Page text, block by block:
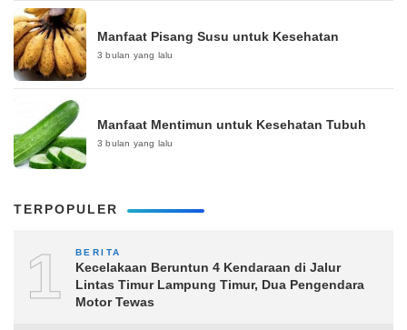
Manfaat Pisang Susu untuk Kesehatan
3 bulan yang lalu
Manfaat Mentimun untuk Kesehatan Tubuh
3 bulan yang lalu
TERPOPULER
1 BERITA
Kecelakaan Beruntun 4 Kendaraan di Jalur
Lintas Timur Lampung Timur, Dua Pengendara
Motor Tewas